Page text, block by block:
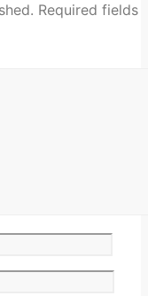
Required fields